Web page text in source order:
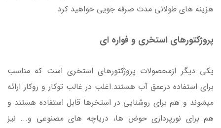
هزینه های طولانی مدت صرفه جویی خواهید کرد
پروژکتورهای استخری و فواره ای
یکی دیگر ازمحصولات پروژکتورهای استخری است که مناسب
برای استفاده درعمق آب هستند.اغلب در غالب توکار و روکار ارائه
میشوند و هم برای روشنایی در استخرها قابل استفاده هستند و
هم برای نورپردازی حوض ها، دریاچه های مصنوعی و... نیز